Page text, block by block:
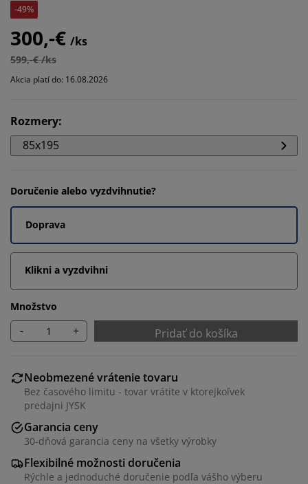
-49%
300,-€ /ks
599,-€ /ks
Akcia platí do: 16.08.2026
Rozmery:
85x195
Doručenie alebo vyzdvihnutie?
Doprava
Klikni a vyzdvihni
Množstvo
- + Pridať do košíka
Neobmezené vrátenie tovaru
Bez časového limitu - tovar vrátite v ktorejkoľvek
predajni JYSK
Garancia ceny
30-dňová garancia ceny na všetky výrobky
Flexibilné možnosti doručenia
Rýchle a jednoduché doručenie podľa vášho výberu